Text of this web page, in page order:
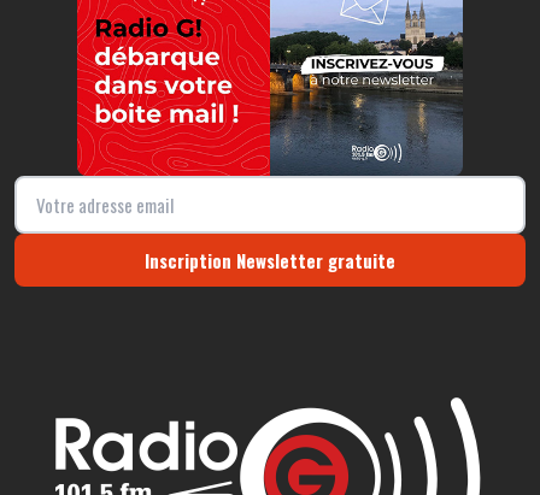
Inscription Newsletter gratuite